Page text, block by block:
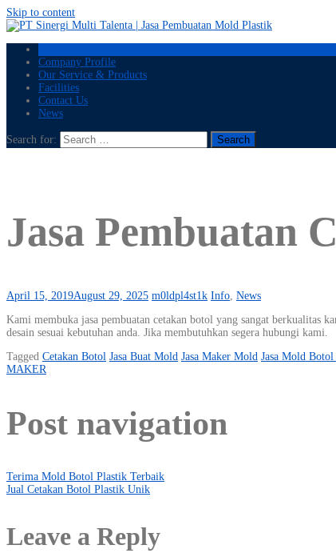
Skip to content
Company Profile
Our Service & Products
Facilities
Contact Us
News
Search for:
Jasa Pembuatan
April 15, 2019August 29, 2025 m0ldpl4st1k Info, News
Kami membuka jasa pembuatan cetakan botol yang sangat berkualitas
desain sesuai kebutuhan anda. Jika membutuhkan segera hubungi kami.
Tagged Cetakan Botol Jasa Buat Mold Jasa Maker Mold Jasa Mold
MAKER
Post navigation
Terima Mold Botol Plastik Terbaik
Jual Cetakan Botol Plastik Unik
Leave a Reply